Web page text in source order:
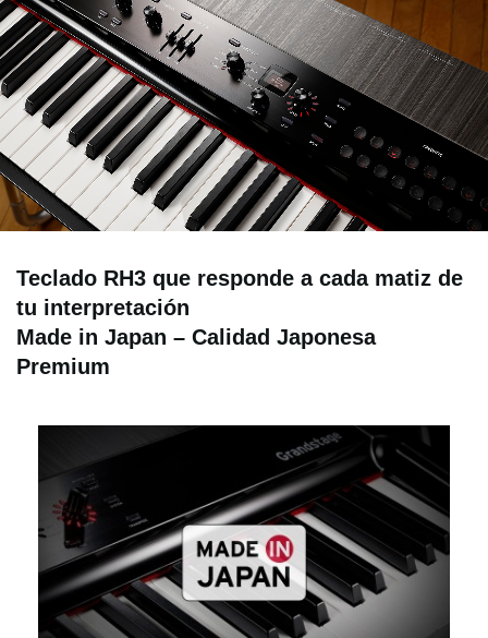
Teclado RH3 que responde a cada matiz de
tu interpretación
Made in Japan – Calidad Japonesa
Premium